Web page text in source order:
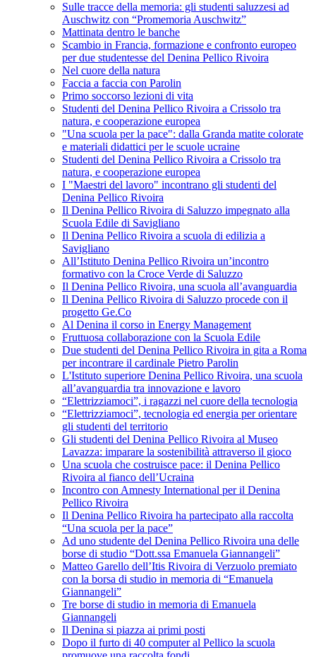
Sulle tracce della memoria: gli studenti saluzzesi ad
Auschwitz con “Promemoria Auschwitz”
Mattinata dentro le banche
Scambio in Francia, formazione e confronto europeo
per due studentesse del Denina Pellico Rivoira
Nel cuore della natura
Faccia a faccia con Parolin
Primo soccorso lezioni di vita
Studenti del Denina Pellico Rivoira a Crissolo tra
natura, e cooperazione europea
"Una scuola per la pace": dalla Granda matite colorate
e materiali didattici per le scuole ucraine
Studenti del Denina Pellico Rivoira a Crissolo tra
natura, e cooperazione europea
I "Maestri del lavoro" incontrano gli studenti del
Denina Pellico Rivoira
Il Denina Pellico Rivoira di Saluzzo impegnato alla
Scuola Edile di Savigliano
Il Denina Pellico Rivoira a scuola di edilizia a
Savigliano
All’Istituto Denina Pellico Rivoira un’incontro
formativo con la Croce Verde di Saluzzo
Il Denina Pellico Rivoira, una scuola all’avanguardia
Il Denina Pellico Rivoira di Saluzzo procede con il
progetto Ge.Co
Al Denina il corso in Energy Management
Fruttuosa collaborazione con la Scuola Edile
Due studenti del Denina Pellico Rivoira in gita a Roma
per incontrare il cardinale Pietro Parolin
L'Istituto superiore Denina Pellico Rivoira, una scuola
all’avanguardia tra innovazione e lavoro
“Elettrizziamoci”, i ragazzi nel cuore della tecnologia
“Elettrizziamoci”, tecnologia ed energia per orientare
gli studenti del territorio
Gli studenti del Denina Pellico Rivoira al Museo
Lavazza: imparare la sostenibilità attraverso il gioco
Una scuola che costruisce pace: il Denina Pellico
Rivoira al fianco dell’Ucraina
Incontro con Amnesty International per il Denina
Pellico Rivoira
Il Denina Pellico Rivoira ha partecipato alla raccolta
“Una scuola per la pace”
Ad uno studente del Denina Pellico Rivoira una delle
borse di studio “Dott.ssa Emanuela Giannangeli”
Matteo Garello dell’Itis Rivoira di Verzuolo premiato
con la borsa di studio in memoria di “Emanuela
Giannangeli”
Tre borse di studio in memoria di Emanuela
Giannangeli
Il Denina si piazza ai primi posti
Dopo il furto di 40 computer al Pellico la scuola